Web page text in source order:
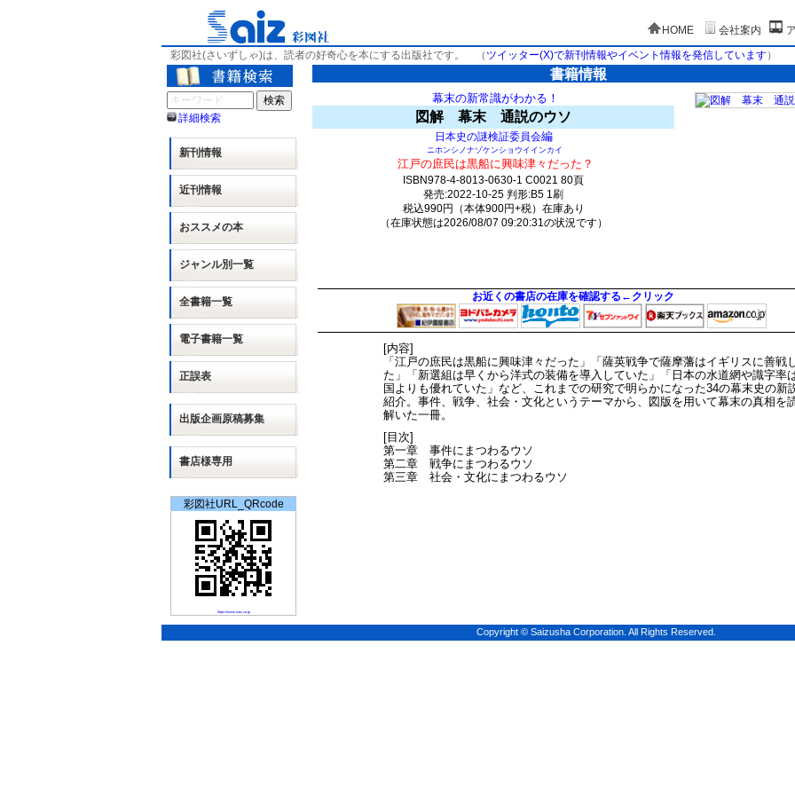
HOME 会社案内
彩図社(さいずしゃ)は、読者の好奇心を本にする出版社です。
（ ツイッター(X)で新刊情報やイベント情報を発信しています）
詳細検索
新刊情報
近刊情報
おススメの本
ジャンル別一覧
全書籍一覧
電子書籍一覧
正誤表
出版企画原稿募集
書店様専用
彩図社URL_QRcode
https://www.saiz.co.jp
書籍情報
幕末の新常識がわかる！
図解 幕末 通説のウソ
日本史の謎検証委員会編
ニホンシノナゾケンショウイインカイ
江戸の庶民は黒船に興味津々だった？
ISBN978-4-8013-0630-1 C0021 80頁
発売:2022-10-25 判形:B5 1刷
税込990円（本体900円+税）在庫あり
（在庫状態は2026/08/07 09:20:31の状況です）
お近くの書店の在庫を確認する←クリック
[内容]
「江戸の庶民は黒船に興味津々だった」「薩英戦争で薩摩藩はイギリスに善戦
た」「新選組は早くから洋式の装備を導入していた」「日本の水道網や識字率
国よりも優れていた」など、これまでの研究で明らかになった34の幕末史の新
紹介。事件、戦争、社会・文化というテーマから、図版を用いて幕末の真相を
解いた一冊。
[目次]
第一章 事件にまつわるウソ
第二章 戦争にまつわるウソ
第三章 社会・文化にまつわるウソ
Copyright © Saizusha Corporation. All Rights Reserved.